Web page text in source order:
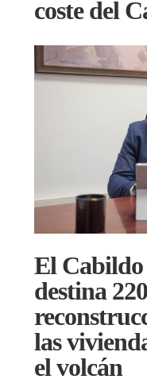
coste del
El
destina
las
el volcán